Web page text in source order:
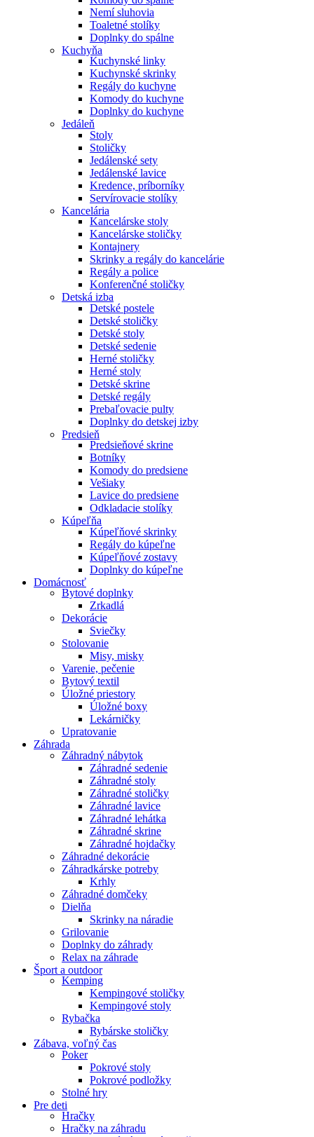
Nemí sluhovia
Toaletné stolíky
Doplnky do spálne
Kuchyňa
Kuchynské linky
Kuchynské skrinky
Regály do kuchyne
Komody do kuchyne
Doplnky do kuchyne
Jedáleň
Stoly
Stoličky
Jedálenské sety
Jedálenské lavice
Kredence, príborníky
Servírovacie stolíky
Kancelária
Kancelárske stoly
Kancelárske stoličky
Kontajnery
Skrinky a regály do kancelárie
Regály a police
Konferenčné stoličky
Detská izba
Detské postele
Detské stoličky
Detské stoly
Detské sedenie
Herné stoličky
Herné stoly
Detské skrine
Detské regály
Prebaľovacie pulty
Doplnky do detskej izby
Predsieň
Predsieňové skrine
Botníky
Komody do predsiene
Vešiaky
Lavice do predsiene
Odkladacie stolíky
Kúpeľňa
Kúpeľňové skrinky
Regály do kúpeľne
Kúpeľňové zostavy
Doplnky do kúpeľne
Domácnosť
Bytové doplnky
Zrkadlá
Dekorácie
Sviečky
Stolovanie
Misy, misky
Varenie, pečenie
Bytový textil
Úložné priestory
Úložné boxy
Lekárničky
Upratovanie
Záhrada
Záhradný nábytok
Záhradné sedenie
Záhradné stoly
Záhradné stoličky
Záhradné lavice
Záhradné lehátka
Záhradné skrine
Záhradné hojdačky
Záhradné dekorácie
Záhradkárske potreby
Krhly
Záhradné domčeky
Dielňa
Skrinky na náradie
Grilovanie
Doplnky do záhrady
Relax na záhrade
Šport a outdoor
Kemping
Kempingové stoličky
Kempingové stoly
Rybačka
Rybárske stoličky
Zábava, voľný čas
Poker
Pokrové stoly
Pokrové podložky
Stolné hry
Pre deti
Hračky
Hračky na záhradu